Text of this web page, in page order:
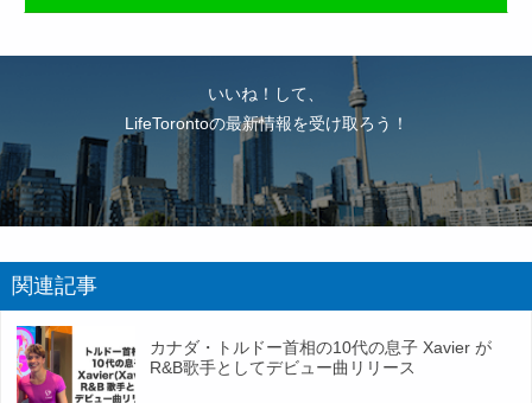
いいね！して、
LifeTorontoの最新情報を受け取ろう！
関連記事
カナダ・トルドー首相の10代の息子 Xavier が
R&B歌手としてデビュー曲リリース